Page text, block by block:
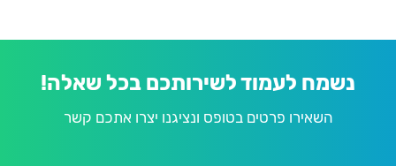
נשמח לעמוד לשירותכם בכל שאלה!
השאירו פרטים בטופס ונציגנו יצרו אתכם קשר